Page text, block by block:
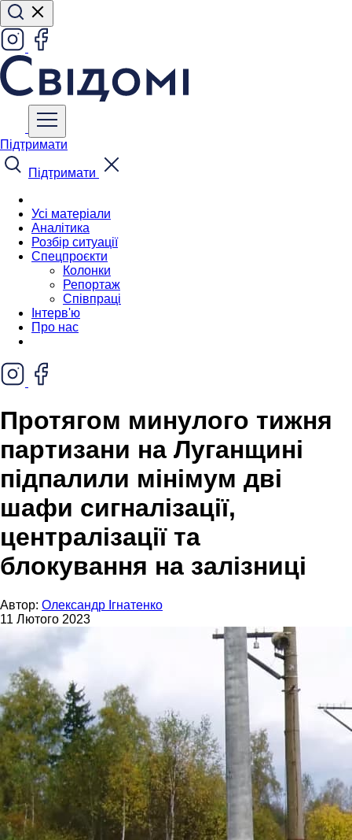
Підтримати
Підтримати
Усі матеріали
Аналітика
Розбір ситуації
Спецпроєкти
Колонки
Репортаж
Співпраці
Інтерв'ю
Про нас
Протягом минулого тижня
партизани на Луганщині
підпалили мінімум дві
шафи сигналізації,
централізації та
блокування на залізниці
Автор: Олександр Ігнатенко
11 Лютого 2023